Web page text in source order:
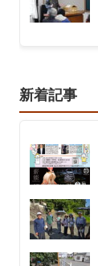
新着記事